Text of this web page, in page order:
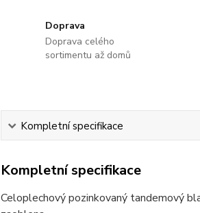
Doprava
Doprava celého
sortimentu až domů
Kompletní specifikace
Kompletní specifikace
Celoplechový pozinkovaný tandemový